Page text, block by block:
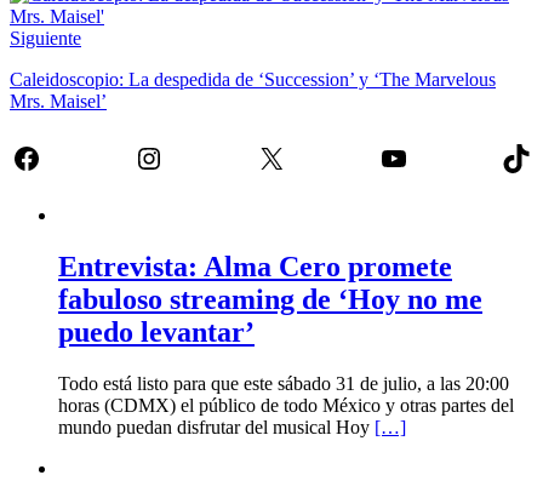
Siguiente
Caleidoscopio: La despedida de ‘Succession’ y ‘The Marvelous
Mrs. Maisel’
Facebook Instagram X YouTube
Entrevista: Alma Cero promete
fabuloso streaming de ‘Hoy no me
puedo levantar’
Todo está listo para que este sábado 31 de julio, a las 20:00
horas (CDMX) el público de todo México y otras partes del
mundo puedan disfrutar del musical Hoy […]